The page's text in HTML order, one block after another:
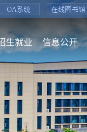
OA系统 在线图书馆
生就业 信息公开